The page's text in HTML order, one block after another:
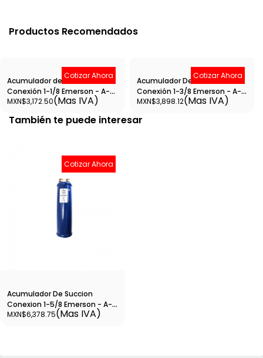
Productos Recomendados
Cotizar Ahora
Acumulador de Succión
Conexión 1-1/8 Emerson - A-
AS-5139
MXN$3,172.50(Mas IVA)
Cotizar Ahora
Acumulador De Succión
Conexión 1-3/8 Emerson - A-
AS-51711
MXN$3,898.12(Mas IVA)
También te puede interesar
Cotizar Ahora
Acumulador De Succion
Conexion 1-5/8 Emerson - A-
AS-62013
MXN$6,378.75(Mas IVA)